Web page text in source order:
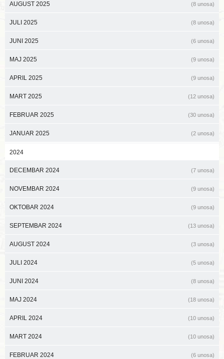
AUGUST 2025 (8 unosa)
JULI 2025 (8 unosa)
JUNI 2025 (6 unosa)
MAJ 2025 (9 unosa)
APRIL 2025 (9 unosa)
MART 2025 (12 unosa)
FEBRUAR 2025 (30 unosa)
JANUAR 2025 (2 unosa)
2024
DECEMBAR 2024 (7 unosa)
NOVEMBAR 2024 (9 unosa)
OKTOBAR 2024 (9 unosa)
SEPTEMBAR 2024 (13 unosa)
AUGUST 2024 (3 unosa)
JULI 2024 (5 unosa)
JUNI 2024 (8 unosa)
MAJ 2024 (18 unosa)
APRIL 2024 (10 unosa)
MART 2024 (10 unosa)
FEBRUAR 2024 (6 unosa)